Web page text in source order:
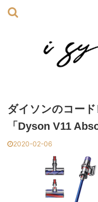
ダイソンのコー
「Dyson V11
2020-02-06